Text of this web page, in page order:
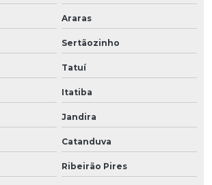
Araras
Sertãozinho
Tatuí
Itatiba
Jandira
Catanduva
Ribeirão Pires